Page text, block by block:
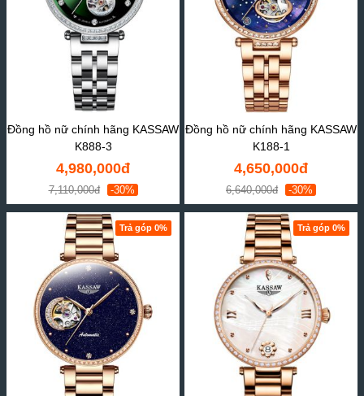
Đồng hồ nữ chính hãng KASSAW
K888-3
4,980,000đ
7,110,000đ -30%
Đồng hồ nữ chính hãng KASSAW
K188-1
4,650,000đ
6,640,000đ -30%
Trả góp 0% Trả góp 0%